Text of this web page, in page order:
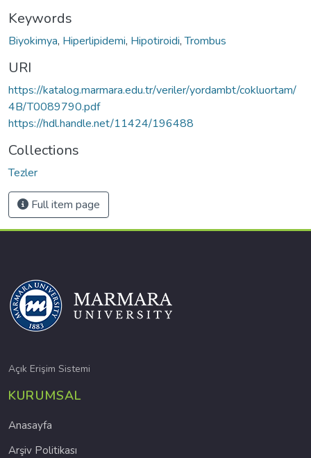
Keywords
Biyokimya, Hiperlipidemi, Hipotiroidi,Trombus
URI
https://katalog.marmara.edu.tr/veriler/yordambt/cokluortam/
4B/T0089790.pdf
https://hdl.handle.net/11424/196488
Collections
Tezler
Full item page
Açık Erişim Sistemi
KURUMSAL
Anasayfa
Arşiv Politikası